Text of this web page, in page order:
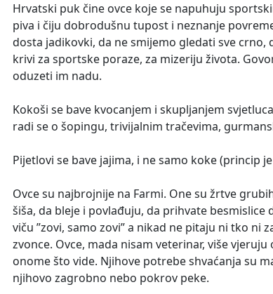
Hrvatski puk čine ovce koje se napuhuju
piva i čiju dobrodušnu tupost i neznanje
dosta jadikovki, da ne smijemo gledati sve crno,
krivi za sportske poraze, za mizeriju života.
oduzeti im nadu.
Kokoši se bave kvocanjem i skupljanjem
radi se o šopingu, trivijalnim tračevima,
Pijetlovi se bave jajima, i ne samo koke (princip
Ovce su najbrojnije na Farmi. One su žrtve
šiša, da bleje i povlađuju, da prihvate
viču ”zovi, samo zovi” a nikad ne pitaju ni tko ni
zvonce. Ovce, mada nisam veterinar, više
onome što vide. Njihove potrebe shvaćanja su
njihovo zagrobno nebo pokrov peke.